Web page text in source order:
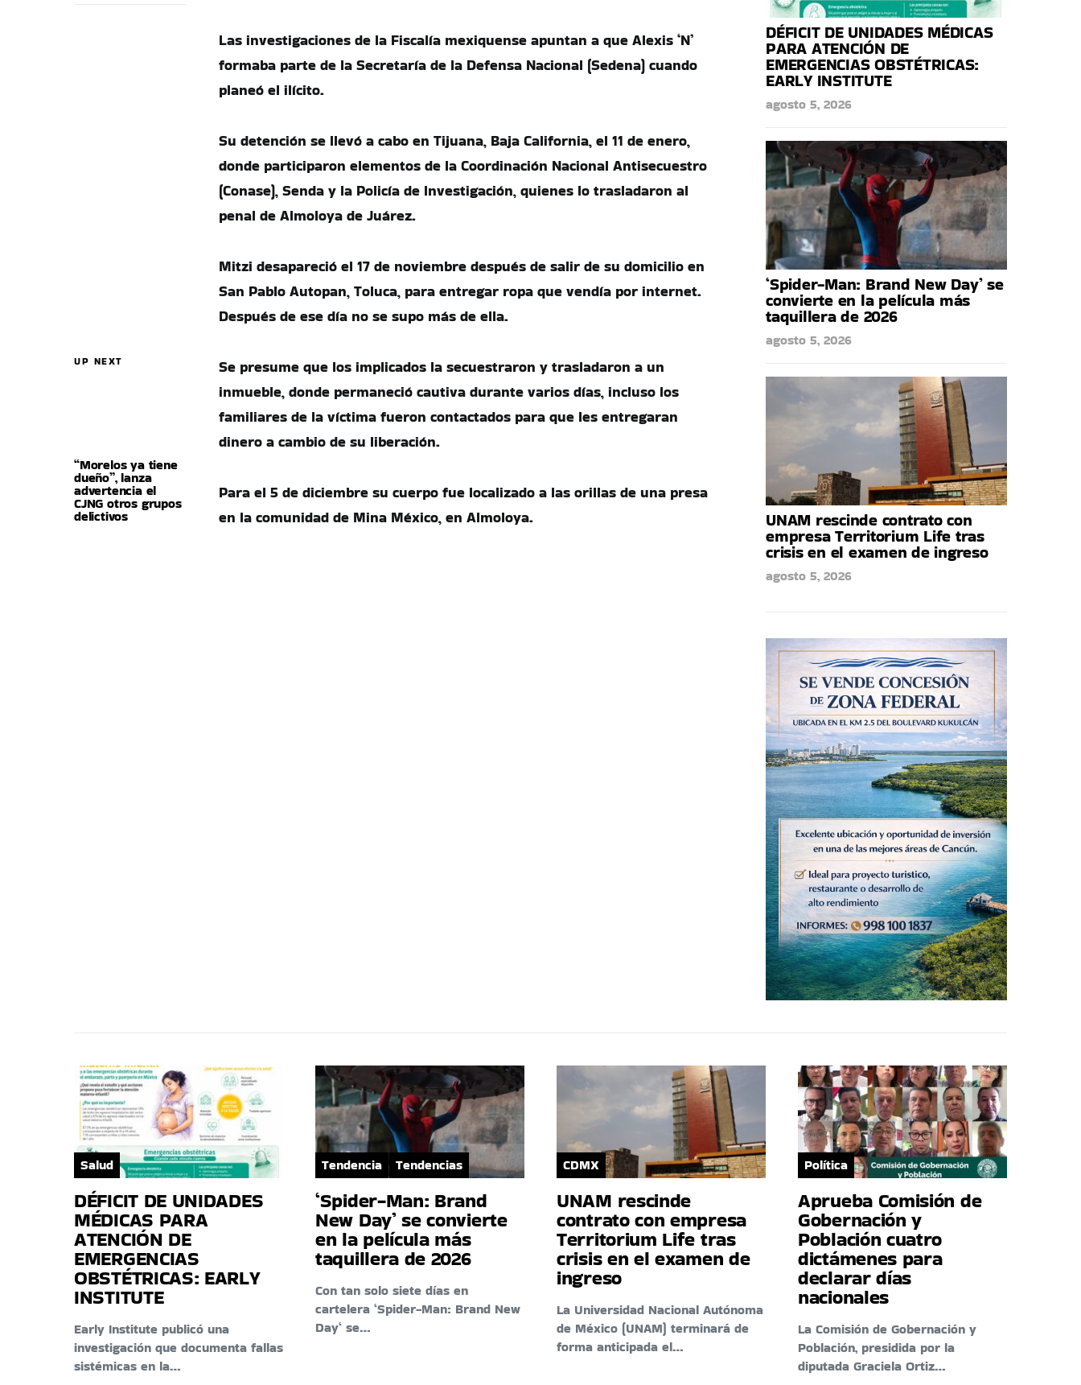
UP NEXT
“Morelos ya tiene
dueño”, lanza
advertencia el
CJNG otros grupos
delictivos
Las investigaciones de la Fiscalía mexiquense apuntan a que Alexis ‘N’
formaba parte de la Secretaría de la Defensa Nacional (Sedena) cuando
planeó el ilícito.
Su detención se llevó a cabo en Tijuana, Baja California, el 11 de enero,
donde participaron elementos de la Coordinación Nacional Antisecuestro
(Conase), Senda y la Policía de Investigación, quienes lo trasladaron al
penal de Almoloya de Juárez.
Mitzi desapareció el 17 de noviembre después de salir de su domicilio en
San Pablo Autopan, Toluca, para entregar ropa que vendía por internet.
Después de ese día no se supo más de ella.
Se presume que los implicados la secuestraron y trasladaron a un
inmueble, donde permaneció cautiva durante varios días, incluso los
familiares de la víctima fueron contactados para que les entregaran
dinero a cambio de su liberación.
Para el 5 de diciembre su cuerpo fue localizado a las orillas de una presa
en la comunidad de Mina México, en Almoloya.
DÉFICIT DE UNIDADES MÉDICAS
PARA ATENCIÓN DE
EMERGENCIAS OBSTÉTRICAS:
EARLY INSTITUTE
agosto 5, 2026
‘Spider-Man: Brand New Day’ se
convierte en la película más
taquillera de 2026
agosto 5, 2026
UNAM rescinde contrato con
empresa Territorium Life tras
crisis en el examen de ingreso
agosto 5, 2026
Salud
DÉFICIT DE UNIDADES
MÉDICAS PARA
ATENCIÓN DE
EMERGENCIAS
OBSTÉTRICAS: EARLY
INSTITUTE
Early Institute publicó una
investigación que documenta fallas
sistémicas en la…
Tendencia Tendencias
‘Spider-Man: Brand
New Day’ se convierte
en la película más
taquillera de 2026
Con tan solo siete días en
cartelera ‘Spider-Man: Brand New
Day‘ se…
CDMX
UNAM rescinde
contrato con empresa
Territorium Life tras
crisis en el examen de
ingreso
La Universidad Nacional Autónoma
de México (UNAM) terminará de
forma anticipada el…
Política
Aprueba Comisión de
Gobernación y
Población cuatro
dictámenes para
declarar días
nacionales
La Comisión de Gobernación y
Población, presidida por la
diputada Graciela Ortiz…